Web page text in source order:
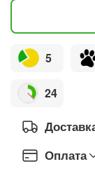
5
24
Оплата